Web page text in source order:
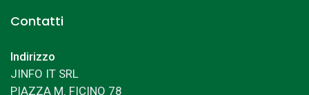
Contatti
Indirizzo
JINFO IT SRL
PIAZZA M. FICINO 78